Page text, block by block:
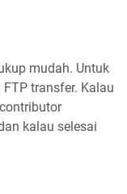
mudah. Untuk
transfer. Kalau
kalau selesai